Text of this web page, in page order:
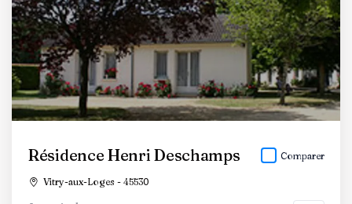
Résidence Henri Deschamps
Vitry-aux-Loges - 45530
Comparer